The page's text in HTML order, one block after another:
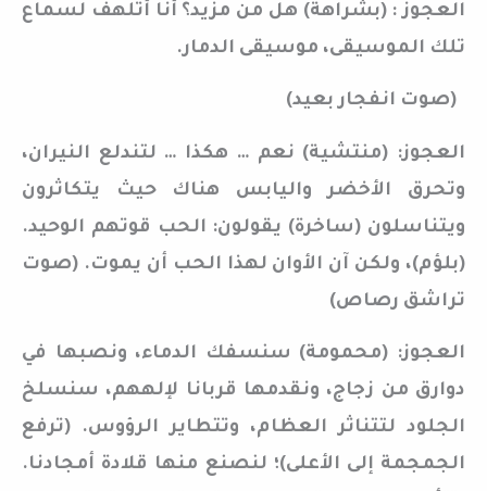
العجوز : (بشراهة) هل من مزيد؟ أنا أتلهف لسماع
تلك الموسيقى، موسيقى الدمار.
(صوت انفجار بعيد)
العجوز: (منتشية) نعم … هكذا … لتندلع النيران،
وتحرق الأخضر واليابس هناك حيث يتكاثرون
ويتناسلون (ساخرة) يقولون: الحب قوتهم الوحيد.
(بلؤم)، ولكن آن الأوان لهذا الحب أن يموت. (صوت
تراشق رصاص)
العجوز: (محمومة) سنسفك الدماء، ونصبها في
دوارق من زجاج، ونقدمها قربانا لإلههم، سنسلخ
الجلود لتتناثر العظام، وتتطاير الرؤوس. (ترفع
الجمجمة إلى الأعلى)؛ لنصنع منها قلادة أمجادنا.